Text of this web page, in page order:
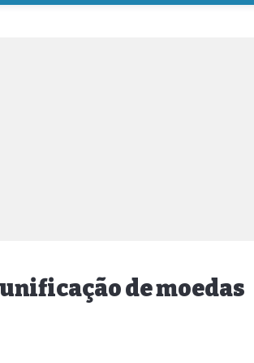
de moedas